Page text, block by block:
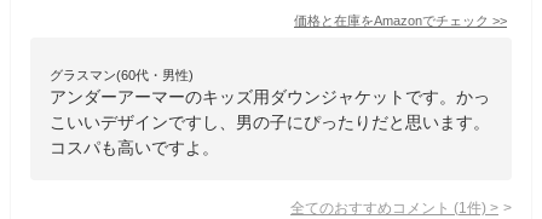
価格と在庫をAmazonでチェック >>
グラスマン(60代・男性)
アンダーアーマーのキッズ用ダウンジャケットです。かっ
こいいデザインですし、男の子にぴったりだと思います。
コスパも高いですよ。
全てのおすすめコメント (1 件) >